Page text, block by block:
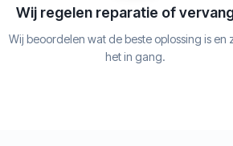
Wij regelen reparatie of
Wij beoordelen wat de beste oplossing is en
het in gang.